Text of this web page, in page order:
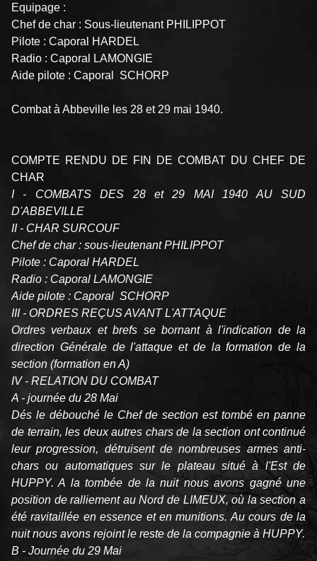
Equipage :
Chef de char : Sous-lieutenant PHILIPPOT
Pilote : Caporal HARDEL
Radio : Caporal LAMONGIE
Aide pilote : Caporal SCHORP
Combat à Abbeville les 28 et 29 mai 1940.
COMPTE RENDU DE FIN DE COMBAT DU CHEF DE
CHAR
I - COMBATS DES 28 et 29 MAI 1940 AU SUD
D'ABBEVILLE
II - CHAR SURCOUF
Chef de char : sous-lieutenant PHILIPPOT
Pilote : Caporal HARDEL
Radio : Caporal LAMONGIE
Aide pilote : Caporal SCHORP
III - ORDRES REÇUS AVANT L'ATTAQUE
Ordres verbaux et brefs se bornant à l'indication de la
direction Générale de l'attaque et de la formation de la
section (formation en A)
IV - RELATION DU COMBAT
A - journée du 28 Mai
Dés le débouché le Chef de section est tombé en panne
de terrain, les deux autres chars de la section ont continué
leur progression, détruisent de nombreuses armes anti-
chars ou automatiques sur le plateau situé à l'Est de
HUPPY. A la tombée de la nuit nous avons gagné une
position de ralliement au Nord de LIMEUX, où la section a
été ravitaillée en essence et en munitions. Au cours de la
nuit nous avons rejoint le reste de la compagnie à HUPPY.
B - Journée du 29 Mai